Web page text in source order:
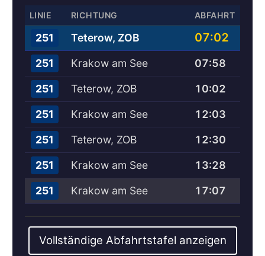
LINIE RICHTUNG ABFAHRT
251 Teterow, ZOB 07:02
251 Krakow am See 07:58
251 Teterow, ZOB 10:02
251 Krakow am See 12:03
251 Teterow, ZOB 12:30
251 Krakow am See 13:28
251 Krakow am See 17:07
Vollständige Abfahrtstafel anzeigen